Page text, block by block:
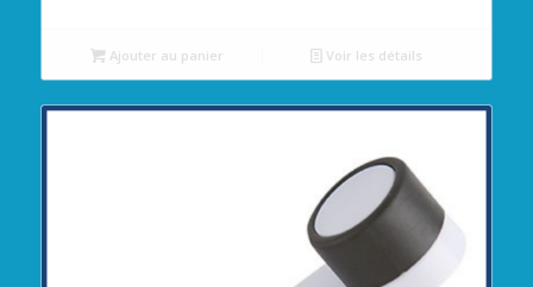
Ajouter au panier Voir les détails